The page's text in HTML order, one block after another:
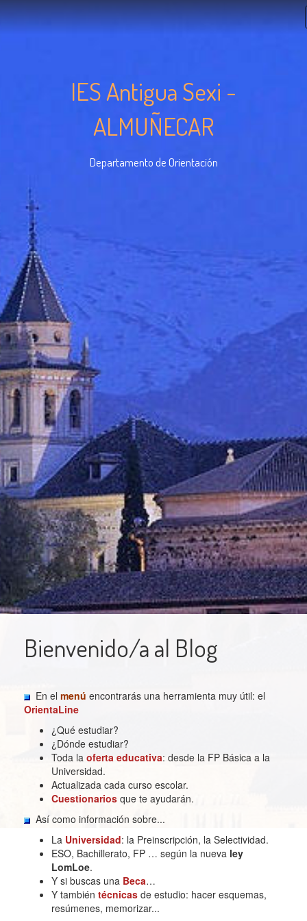
IES Antigua Sexi -
ALMUÑECAR
Departamento de Orientación
Bienvenido/a al Blog
En el menú encontrarás una herramienta muy útil: el
OrientaLine
¿Qué estudiar?
¿Dónde estudiar?
Toda la oferta educativa: desde la FP Básica a la
Universidad.
Actualizada cada curso escolar.
Cuestionarios que te ayudarán.
Así como información sobre...
La Universidad: la Preinscripción, la Selectividad.
ESO, Bachillerato, FP … según la nueva ley
LomLoe.
Y si buscas una Beca…
Y también técnicas de estudio: hacer esquemas,
resúmenes, memorizar...